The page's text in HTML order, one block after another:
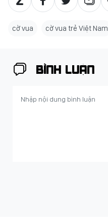
cờ vua cờ vua trẻ Việt Nam
BÌNH LUẬN